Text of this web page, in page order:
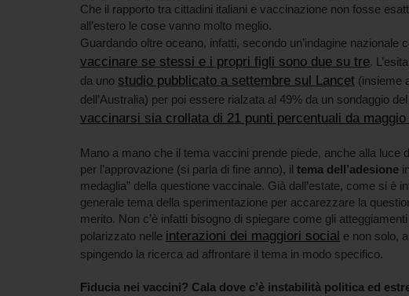
Che il rapporto tra cittadini italiani e vaccinazione non fosse
all’estero le cose vanno molto meglio.
Guardando oltre oceano, infatti, secondo un’indagine nazionale
vaccinare se stessi e i propri figli sono due su tre.
da uno studio pubblicato a settembre sul Lancet (insieme
dell’Australia) per poi essere rialzata al 49% da un sondaggio
vaccinarsi sia crollata di 21 punti percentuali da
Mano a mano che il tema vaccini prende piede, anche alla luce
per l’approvazione (si parla di fine anno), il tema dell’adesione
medaglia” della questione vaccinale. Già dall’estate, come si è
generale tema della sperimentazione per accarezzare la
merito. Non c’è infatti bisogno di spiegare come gli
polarizzato nelle interazioni dei maggiori social e non solo,
spingendo la ricerca ad affrontare il tema in modo specifico.
Fiducia nei vaccini? Cala dove c’è instabilità politica ed